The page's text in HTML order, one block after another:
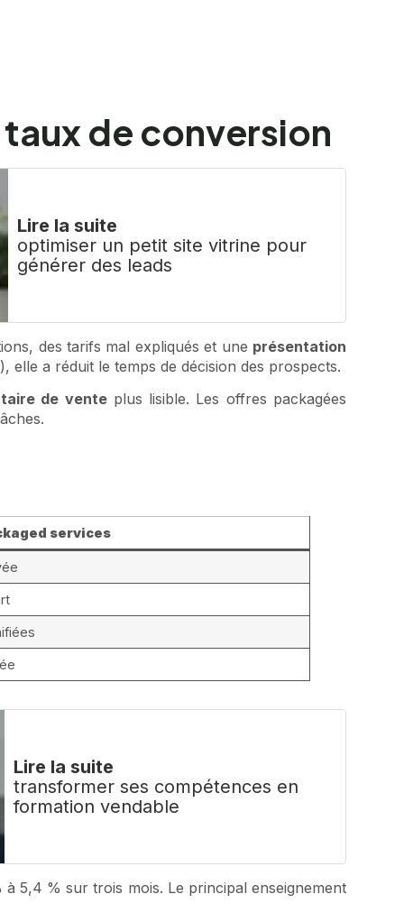
de conversion
Lire la suite
optimiser un petit site vitrine pour
générer des leads
des tarifs mal expliqués et une présentation
elle a réduit le temps de décision des prospects.
de venteplus lisible. Les offres packagées
services
Lire la suite
transformer ses compétences en
formation vendable
5,4 % sur trois mois. Le principal enseignement